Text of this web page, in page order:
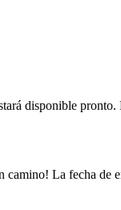
disponible
La fecha de